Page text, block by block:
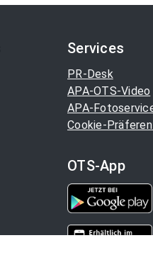
Services
PR-Desk
APA-OTS-Video
APA-
Cookie-
OTS-App